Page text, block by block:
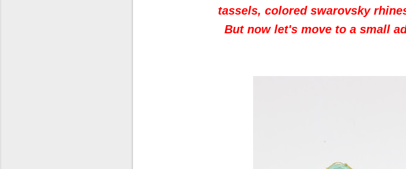
tassels, colored swarovsky
But now let's move to a small